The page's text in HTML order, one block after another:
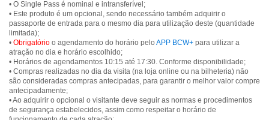
• O Single Pass é nominal e intransferível;
• Este produto é um opcional, sendo necessário também adquirir o
passaporte de entrada para o mesmo dia para utilização deste (quantidade
limitada);
• Obrigatório o agendamento do horário pelo APP BCW+ para utilizar a
atração no dia e horário escolhido;
• Horários de agendamentos 10:15 até 17:30. Conforme disponibilidade;
• Compras realizadas no dia da visita (na loja online ou na bilheteria) não
são consideradas compras antecipadas, para garantir o melhor valor compre
antecipadamente;
• Ao adquirir o opcional o visitante deve seguir as normas e procedimentos
de segurança estabelecidos, assim como respeitar o horário de